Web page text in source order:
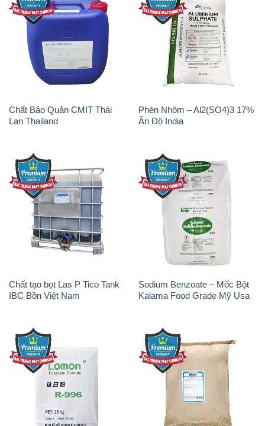
Chất Bảo Quản CMIT Thái
Lan Thailand
Phèn Nhôm – Al2(SO4)3 17%
Ấn Độ India
Chất tạo bọt Las P Tico Tank
IBC Bồn Việt Nam
Sodium Benzoate – Mốc Bột
Kalama Food Grade Mỹ Usa
Oxit Titan KA100 – Tio2 Trung
Polymer Diafloc AP 120C
Mitsubishi Nhật Bản Japan